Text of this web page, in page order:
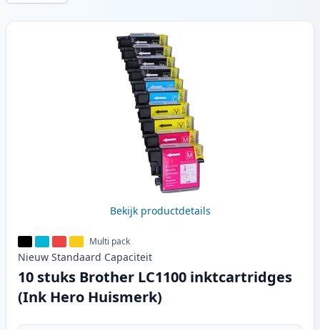
Producten
Bekijk productdetails
Multi pack
Nieuw Standaard Capaciteit
10 stuks Brother LC1100 inktcartridges
(Ink Hero Huismerk)